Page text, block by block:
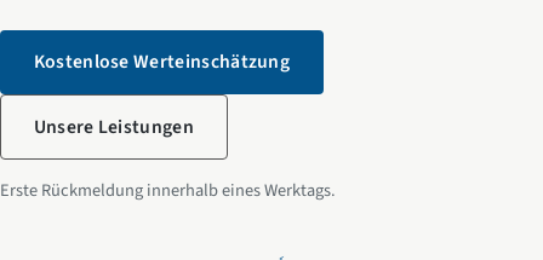
Kostenlose Werteinschätzung
Unsere Leistungen
Erste Rückmeldung innerhalb eines Werktags.